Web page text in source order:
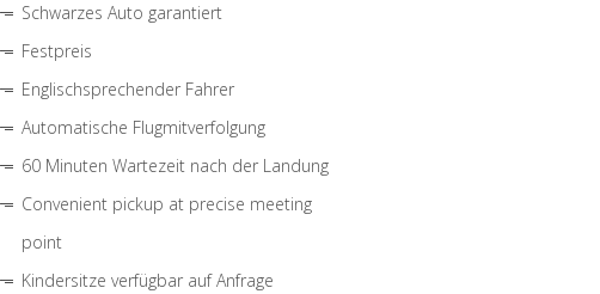
Schwarzes Auto garantiert
Festpreis
Englischsprechender Fahrer
Automatische Flugmitverfolgung
60 Minuten Wartezeit nach der Landung
Convenient pickup at precise meeting
point
Kindersitze verfügbar auf Anfrage